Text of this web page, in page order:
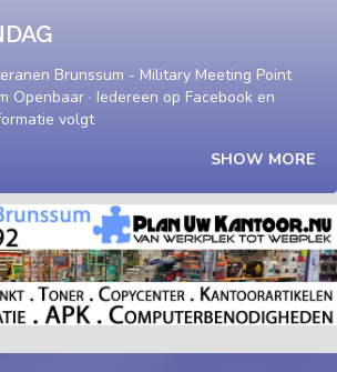
Brunssum - Military Meeting Point
Openbaar · Iedereen op Facebook en
volgt
SHOW MORE